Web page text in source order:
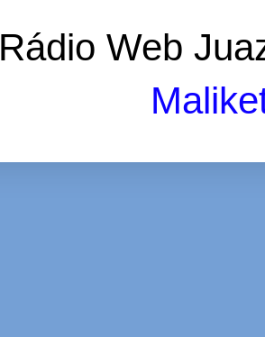
Rádio Web